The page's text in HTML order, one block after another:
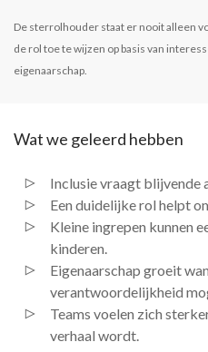
De sterrolhouder staat er nooit alleen
de rol toe te wijzen op basis van
eigenaarschap.
Wat we geleerd hebben
Inclusie vraagt blijvende
Een duidelijke rol helpt
Kleine ingrepen kunnen
kinderen.
Eigenaarschap groeit
verantwoordelijkheid
Teams voelen zich
verhaal wordt.